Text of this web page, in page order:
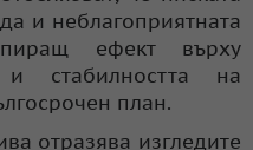
и неблагоприятната
ефект върху
стабилността на
план.
отразява изгледите